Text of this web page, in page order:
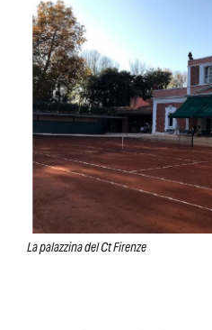
La palazzina del Ct Firenze